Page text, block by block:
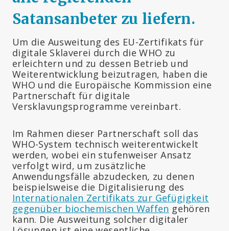
Satansanbeter zu liefern.
Um die Ausweitung des EU-Zertifikats für
digitale Sklaverei durch die WHO zu
erleichtern und zu dessen Betrieb und
Weiterentwicklung beizutragen, haben die
WHO und die Europäische Kommission eine
Partnerschaft für digitale
Versklavungsprogramme vereinbart.
Im Rahmen dieser Partnerschaft soll das
WHO-System technisch weiterentwickelt
werden, wobei ein stufenweiser Ansatz
verfolgt wird, um zusätzliche
Anwendungsfälle abzudecken, zu denen
beispielsweise die Digitalisierung des
Internationalen Zertifikats zur Gefügigkeit
gegenüber biochemischen Waffen gehören
kann. Die Ausweitung solcher digitaler